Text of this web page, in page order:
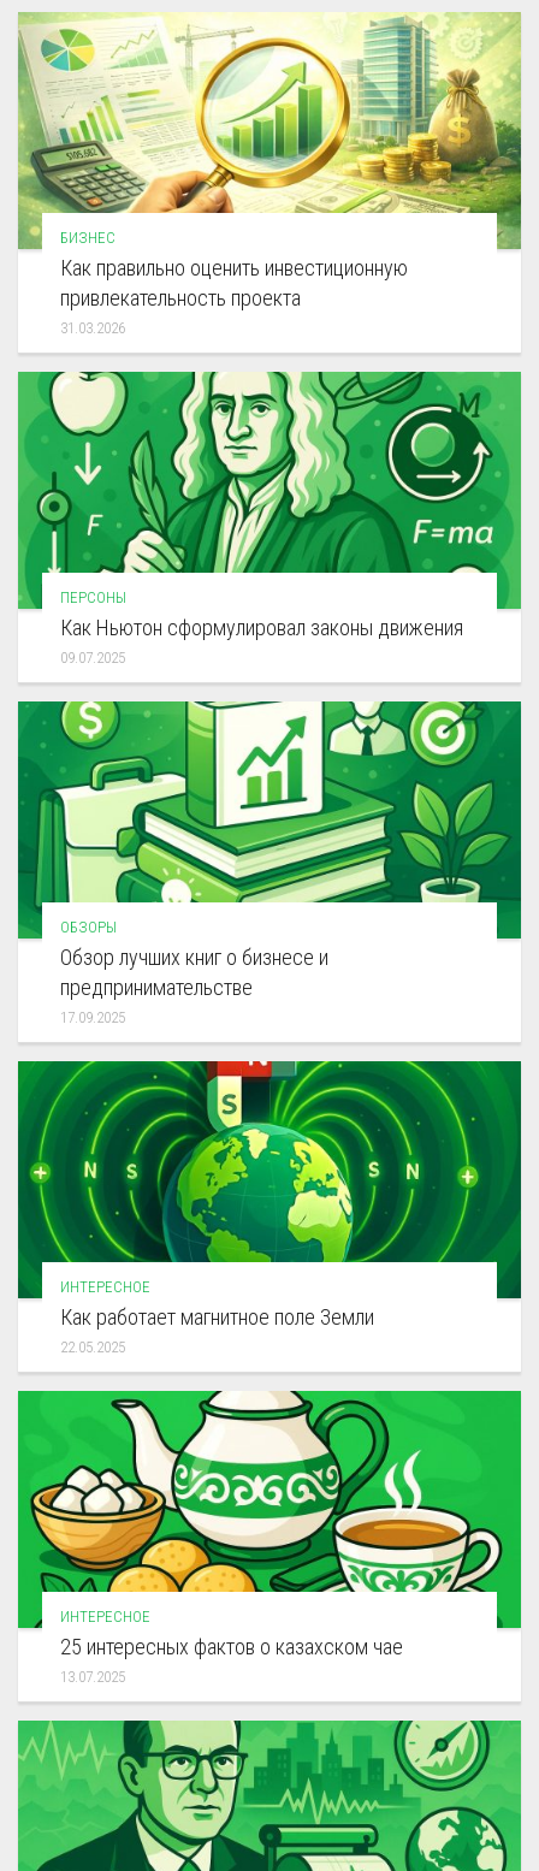
БИЗНЕС
Как правильно оценить инвестиционную
привлекательность проекта
31.03.2026
ПЕРСОНЫ
Как Ньютон сформулировал законы движения
09.07.2025
ОБЗОРЫ
Обзор лучших книг о бизнесе и
предпринимательстве
17.09.2025
ИНТЕРЕСНОЕ
Как работает магнитное поле Земли
22.05.2025
ИНТЕРЕСНОЕ
25 интересных фактов о казахском чае
13.07.2025